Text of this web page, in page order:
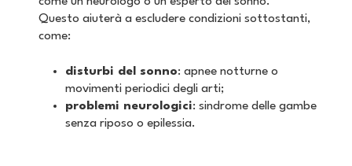
Questo aiuterà a escludere condizioni sottostanti,
come:
disturbi del sonno: apnee notturne o
movimenti periodici degli arti;
problemi neurologici: sindrome delle gambe
senza riposo o epilessia.